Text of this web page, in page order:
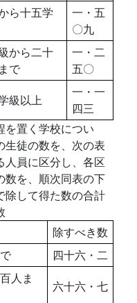
ら十五学
一・五
〇九
から二十
で
一・二
五〇
級以上
一・一
四三
を置く学校につい
生徒の数を、次の表
人員に区分し、各区
数を、順次同表の下
除して得た数の合計
除すべき数
四十六・二
人ま
六十六・七